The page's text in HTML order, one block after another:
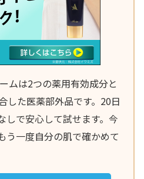
ムは2つの薬用有効成分と
した医薬部外品です。20日
しで安心して試せます。今
う一度自分の肌で確かめて